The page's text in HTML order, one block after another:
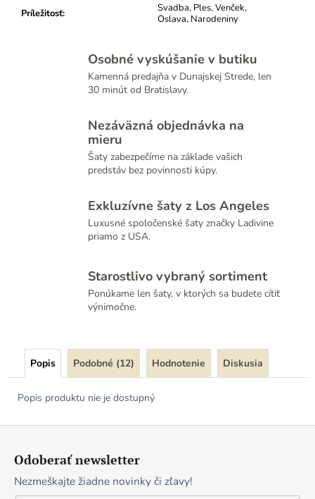
Príležitosť:
Svadba, Ples, Venček,
Oslava, Narodeniny
Osobné vyskúšanie v butiku
Kamenná predajňa v Dunajskej Strede, len
30 minút od Bratislavy.
Nezáväzná objednávka na
mieru
Šaty zabezpečíme na základe vašich
predstáv bez povinnosti kúpy.
Exkluzívne šaty z Los Angeles
Luxusné spoločenské šaty značky Ladivine
priamo z USA.
Starostlivo vybraný sortiment
Ponúkame len šaty, v ktorých sa budete cítiť
výnimočne.
Popis Podobné (12) Hodnotenie Diskusia
Popis produktu nie je dostupný
Odoberať newsletter
Nezmeškajte žiadne novinky či zľavy!